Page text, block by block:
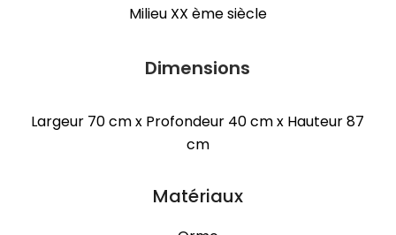
Milieu XX ème siècle
Dimensions
Largeur 70 cm x Profondeur 40 cm x Hauteur 87
cm
Matériaux